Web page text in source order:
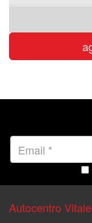
Autocentro Vitale